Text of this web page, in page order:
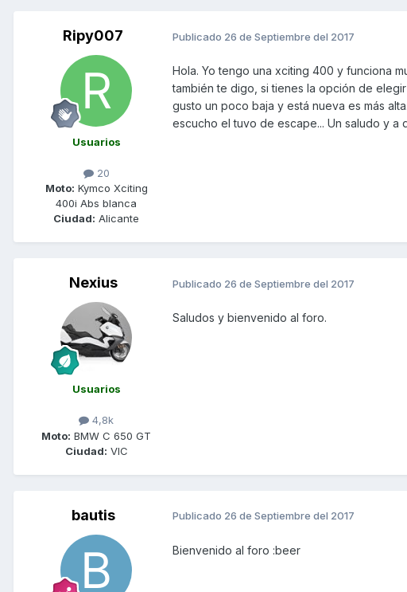
Ripy007
Usuarios
20
Moto: Kymco Xciting
400i Abs blanca
Ciudad: Alicante
Publicado 26 de Septiembre del 2017
Hola. Yo tengo una xciting 400 y funciona
también te digo, si tienes la opción de
gusto un poco baja y está nueva es más
escucho el tuvo de escape... Un saludo y a
Nexius
Usuarios
4,8k
Moto: BMW C 650 GT
Ciudad: VIC
Publicado 26 de Septiembre del 2017
Saludos y bienvenido al foro.
bautis Publicado 26 de Septiembre del 2017
Bienvenido al foro :beer